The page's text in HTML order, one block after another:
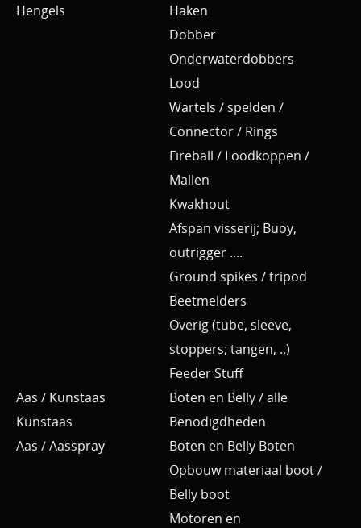
Hengels
Haken
Dobber
Onderwaterdobbers
Lood
Wartels / spelden /
Connector / Rings
Fireball / Loodkoppen /
Mallen
Kwakhout
Afspan visserij; Buoy,
outrigger ....
Ground spikes / tripod
Beetmelders
Overig (tube, sleeve,
stoppers; tangen, ..)
Feeder Stuff
Aas / Kunstaas
Kunstaas
Aas / Aasspray
Boten en Belly / alle
Benodigdheden
Boten en Belly Boten
Opbouw materiaal boot /
Belly boot
Motoren en